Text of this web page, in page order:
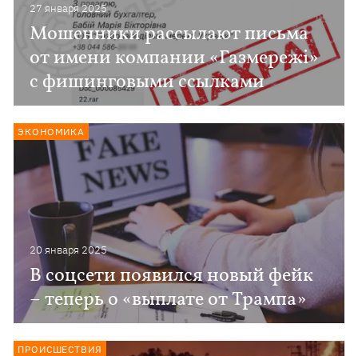
27 января 2025
Мошенники рассылают письма
от имени компании «Газмережі»
с фишинговыми ссылками
20 января 2025
В соцсети появился новый фейк
– теперь о «выплате от Трампа»
ЭКОНОМИКА
ПРОИСШЕСТВИЯ